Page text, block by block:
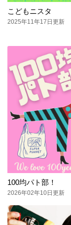
こどもニスタ
2025年11年17日更新
100均パト部！
2026年02年10日更新